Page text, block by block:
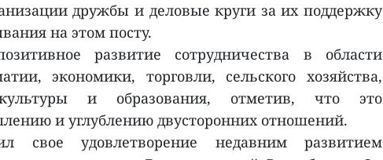
дружбы и деловые круги за их поддержку
на этом посту.
развитие сотрудничества в области
экономики, торговли, сельского хозяйства,
культуры и образования, отметив, что это
и углублению двусторонних отношений.
свое удовлетворение недавним развитием